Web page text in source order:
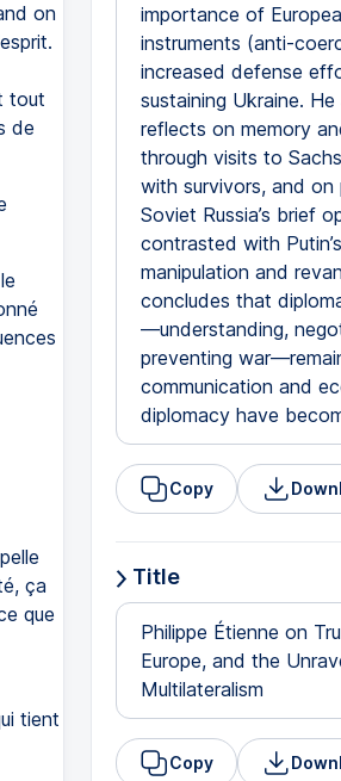
on
tout
de
ça
que
tient
importance of
instruments (anti-
increased defense
sustaining Ukraine. He
reflects on memory
through visits to
with survivors, and on
Soviet Russia’s brief
contrasted with
manipulation and
concludes that
—understanding,
preventing
communication and
diplomacy have
Copy
Title
Philippe Étienne on
Europe, and the
Multilateralism
Copy